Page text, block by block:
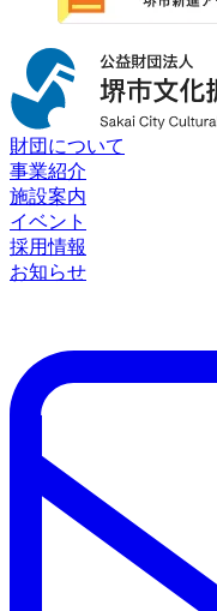
財団について
事業紹介
施設案内
イベント
採用情報
お知らせ